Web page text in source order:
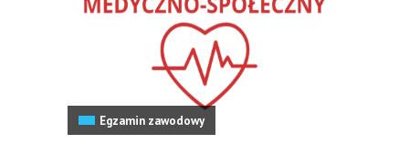
Egzamin zawodowy